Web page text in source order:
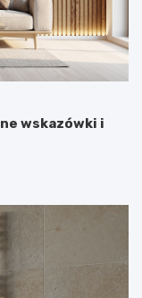
wskazówki i